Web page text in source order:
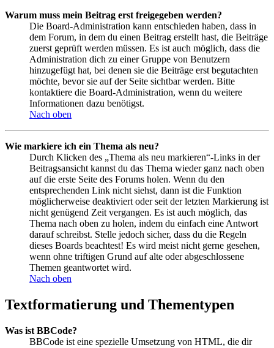
Warum muss mein Beitrag erst freigegeben werden?
Die Board-Administration kann entschieden haben, dass in
dem Forum, in dem du einen Beitrag erstellt hast, die Beiträge
zuerst geprüft werden müssen. Es ist auch möglich, dass die
Administration dich zu einer Gruppe von Benutzern
hinzugefügt hat, bei denen sie die Beiträge erst begutachten
möchte, bevor sie auf der Seite sichtbar werden. Bitte
kontaktiere die Board-Administration, wenn du weitere
Informationen dazu benötigst.
Nach oben
Wie markiere ich ein Thema als neu?
Durch Klicken des „Thema als neu markieren“-Links in der
Beitragsansicht kannst du das Thema wieder ganz nach oben
auf die erste Seite des Forums holen. Wenn du den
entsprechenden Link nicht siehst, dann ist die Funktion
möglicherweise deaktiviert oder seit der letzten Markierung ist
nicht genügend Zeit vergangen. Es ist auch möglich, das
Thema nach oben zu holen, indem du einfach eine Antwort
darauf schreibst. Stelle jedoch sicher, dass du die Regeln
dieses Boards beachtest! Es wird meist nicht gerne gesehen,
wenn ohne triftigen Grund auf alte oder abgeschlossene
Themen geantwortet wird.
Nach oben
Textformatierung und Thementypen
Was ist BBCode?
BBCode ist eine spezielle Umsetzung von HTML, die dir